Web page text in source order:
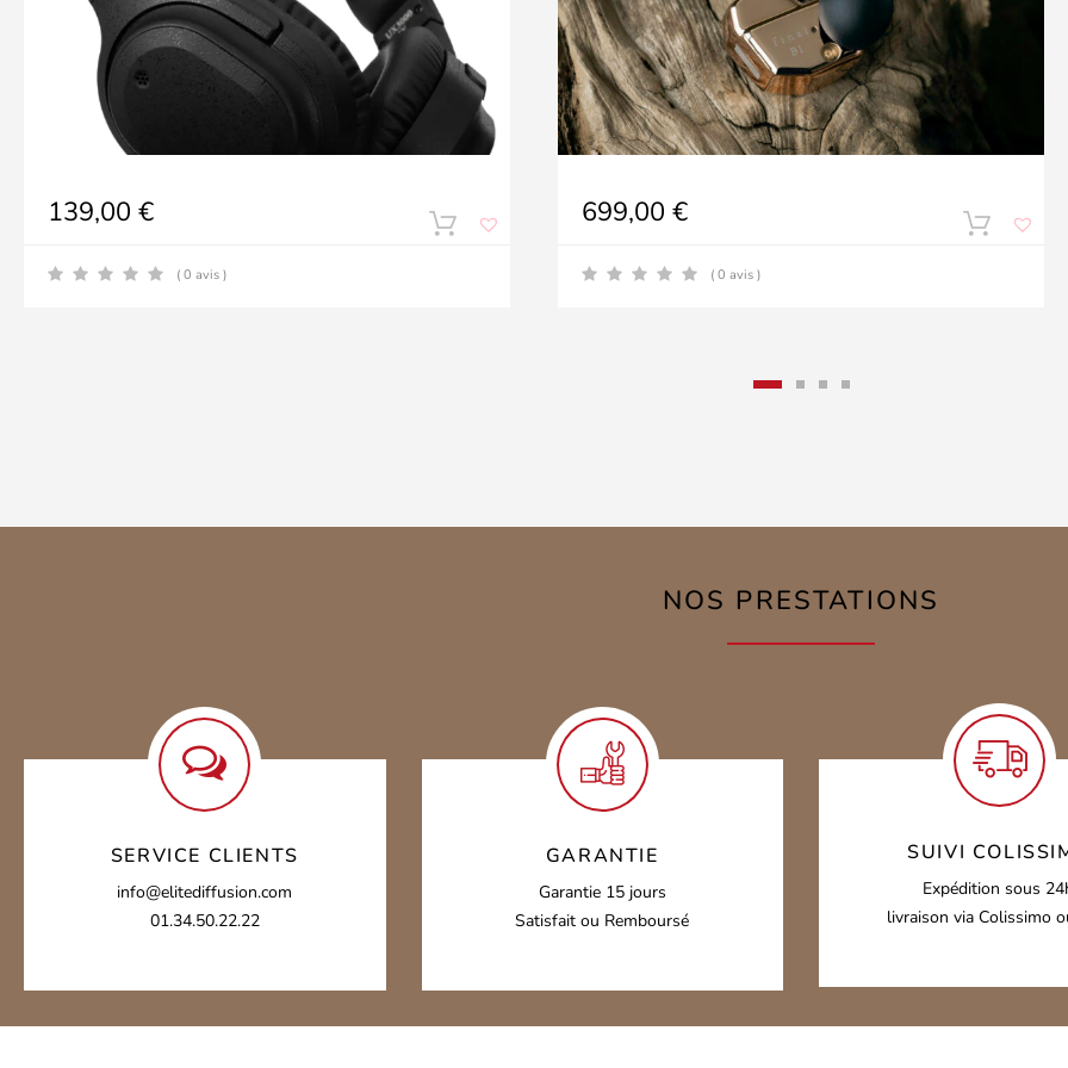
139,00 €
( 0 avis )
699,00 €
( 0 avis )
NOS PRESTATIONS
SERVICE CLIENTS
info@elitediffusion.com
01.34.50.22.22
GARANTIE
Garantie 15 jours
Satisfait ou Remboursé
SUIVI
Expédition sous
livraison via Colissimo